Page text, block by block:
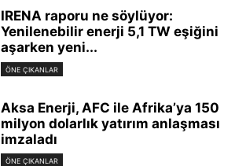
IRENA raporu ne söylüyor:
Yenilenebilir enerji 5,1 TW eşiğini
aşarken yeni...
ÖNE ÇIKANLAR
Aksa Enerji, AFC ile Afrika’ya 150
milyon dolarlık yatırım anlaşması
imzaladı
ÖNE ÇIKANLAR